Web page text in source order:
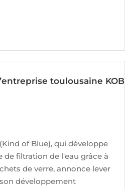
toulousaine KOB
of Blue), qui développe
filtration de l'eau grâce à
de verre, annonce lever
développement